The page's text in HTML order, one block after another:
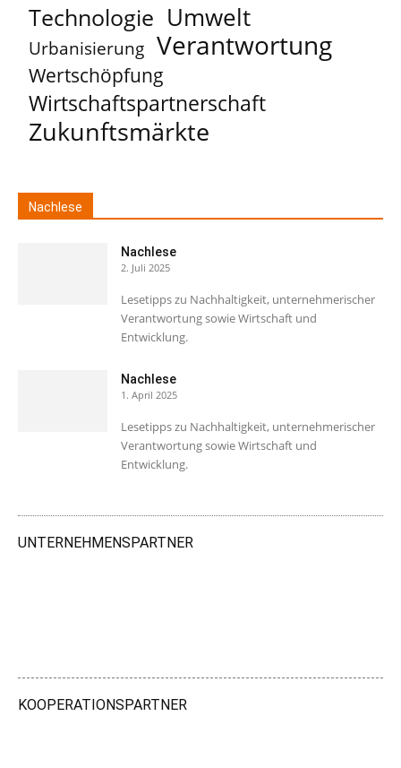
Technologie Umwelt
Urbanisierung Verantwortung
Wertschöpfung
Wirtschaftspartnerschaft
Zukunftsmärkte
Nachlese
Nachlese
2. Juli 2025
Lesetipps zu Nachhaltigkeit, unternehmerischer
Verantwortung sowie Wirtschaft und
Entwicklung.
Nachlese
1. April 2025
Lesetipps zu Nachhaltigkeit, unternehmerischer
Verantwortung sowie Wirtschaft und
Entwicklung.
UNTERNEHMENSPARTNER
KOOPERATIONSPARTNER